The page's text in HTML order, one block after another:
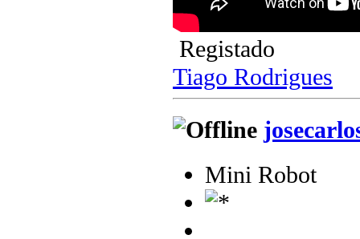
Registado
Tiago Rodrigues
Mini Robot